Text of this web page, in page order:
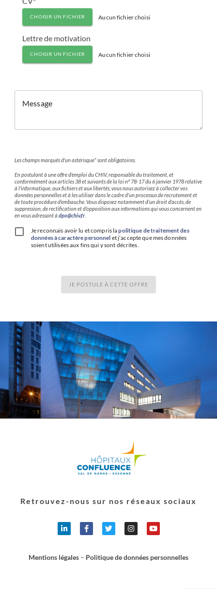
CHOISIR UN FICHIER Aucun fichier choisi
Lettre de motivation
CHOISIR UN FICHIER Aucun fichier choisi
Message
Les champs marqués d'un astérisque* sont obligatoires.
En postulant à une offre d’emploi du CHIV, responsable du traitement, et
conformément aux articles 38 et suivants de la loi n° 78-17 du 6 janvier 1978 relative
à l'informatique, aux fichiers et aux libertés, vous nous autorisez à collecter vos
données personnelles et à les utiliser dans le cadre d’un processus de recrutement et
de toute procédure d’embauche. Vous disposez notamment d’un droit d’accès, de
suppression, de rectification et d’opposition aux informations qui vous concernent en
en vous adressant à dpo@chiv.fr
Je reconnais avoir lu et compris lapolitique de traitement des
données à caractère personnel et j'accepte que mes données
soient utilisées aux fins qui y sont décrites.
JE POSTULE À CETTE OFFRE
Retrouvez-nous sur nos réseaux sociaux
Mentions légales – Politique de données personnelles